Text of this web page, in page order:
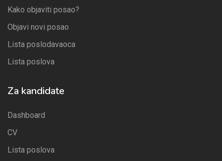
Kako objaviti posao?
Objavi novi posao
Lista poslodavaoca
Lista poslova
Za kandidate
Dashboard
CV
Lista poslova